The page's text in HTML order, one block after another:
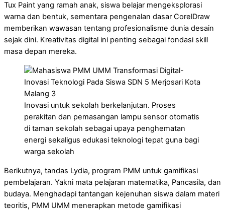
Tux Paint yang ramah anak, siswa belajar mengeksplorasi
warna dan bentuk, sementara pengenalan dasar CorelDraw
memberikan wawasan tentang profesionalisme dunia desain
sejak dini. Kreativitas digital ini penting sebagai fondasi skill
masa depan mereka.
Inovasi untuk sekolah berkelanjutan. Proses
perakitan dan pemasangan lampu sensor otomatis
di taman sekolah sebagai upaya penghematan
energi sekaligus edukasi teknologi tepat guna bagi
warga sekolah
Berikutnya, tandas Lydia, program PMM untuk gamifikasi
pembelajaran. Yakni mata pelajaran matematika, Pancasila, dan
budaya. Menghadapi tantangan kejenuhan siswa dalam materi
teoritis, PMM UMM menerapkan metode gamifikasi